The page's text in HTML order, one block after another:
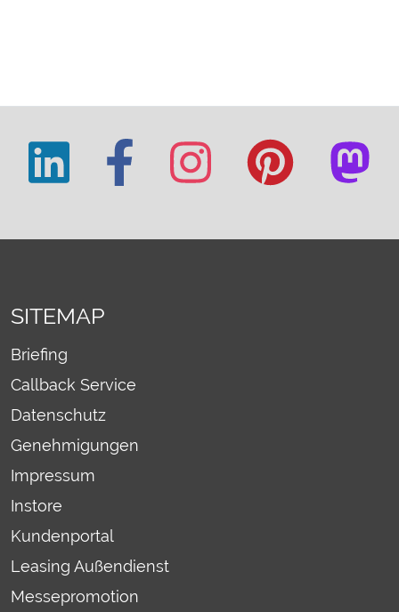
SITEMAP
Briefing
Callback Service
Datenschutz
Genehmigungen
Impressum
Instore
Kundenportal
Leasing Außendienst
Messepromotion